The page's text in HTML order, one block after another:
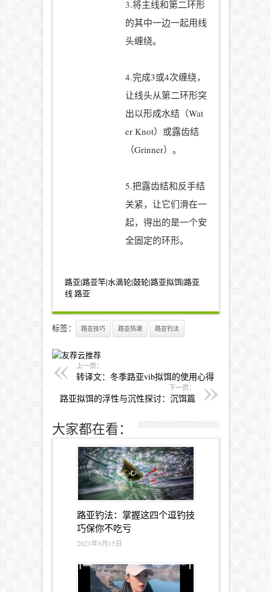
3.将主线和第二环形
的其中一边一起用线
头缠绕。
4.完成3或4次缠绕，
让线头从第二环形突
出以形成水结（Wat
er Knot）或露齿结
（Grinner）。
5.把露齿结和反手结
关紧，让它们滑在一
起，得出的是一个安
全固定的环形。
路亚|路亚竿|水滴轮|鼓轮|路亚拟饵|路亚
线 路亚
标签： 路亚技巧 路亚热潮 路亚钓法
上一页：
转译文：冬季路亚vib拟饵的使用心得
下一页：
路亚拟饵的浮性与沉性探讨：沉饵篇
大家都在看：
路亚钓法：掌握这四个逗钓技
巧保你不吃亏
2021年9月15日